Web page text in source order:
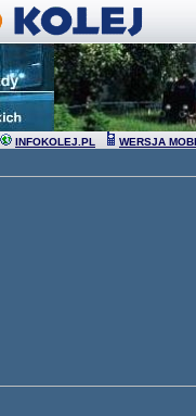
INFOKOLEJ.PL WERSJA